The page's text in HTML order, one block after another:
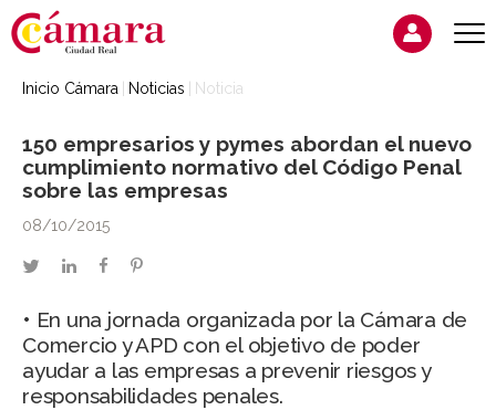
Inicio Cámara Noticias Noticia
150 empresarios y pymes abordan el nuevo
cumplimiento normativo del Código Penal
sobre las empresas
08/10/2015
twitterlinkedinfacebookpinterest
• En una jornada organizada por la Cámara de
Comercio y APD con el objetivo de poder
ayudar a las empresas a prevenir riesgos y
responsabilidades penales.